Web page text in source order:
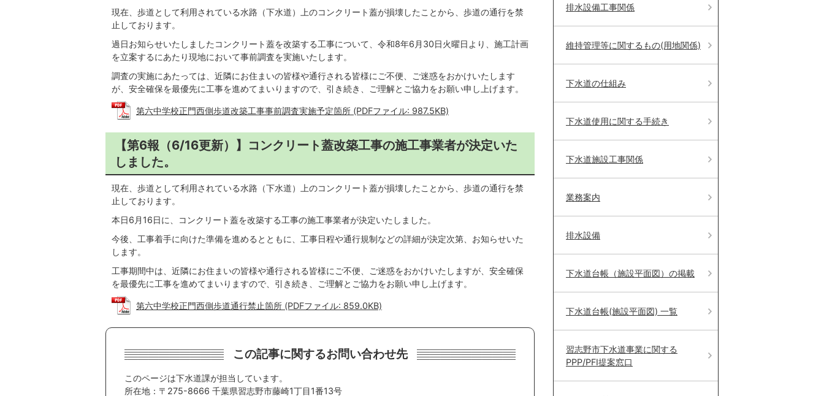
現在、歩道として利用されている水路（下水道）上のコンクリート蓋が損壊したことから、歩道の通行を禁
止しております。
過日お知らせいたしましたコンクリート蓋を改築する工事について、令和8年6月30日火曜日より、施工計画
を立案するにあたり現地において事前調査を実施いたします。
調査の実施にあたっては、近隣にお住まいの皆様や通行される皆様にご不便、ご迷惑をおかけいたします
が、安全確保を最優先に工事を進めてまいりますので、引き続き、ご理解とご協力をお願い申し上げます。
第六中学校正門西側歩道改築工事事前調査実施予定箇所 (PDFファイル: 987.5KB)
【第6報（6/16更新）】コンクリート蓋改築工事の施工事業者が決定いた
しました。
現在、歩道として利用されている水路（下水道）上のコンクリート蓋が損壊したことから、歩道の通行を禁
止しております。
本日6月16日に、コンクリート蓋を改築する工事の施工事業者が決定いたしました。
今後、工事着手に向けた準備を進めるとともに、工事日程や通行規制などの詳細が決定次第、お知らせいた
します。
工事期間中は、近隣にお住まいの皆様や通行される皆様にご不便、ご迷惑をおかけいたしますが、安全確保
を最優先に工事を進めてまいりますので、引き続き、ご理解とご協力をお願い申し上げます。
第六中学校正門西側歩道通行禁止箇所 (PDFファイル: 859.0KB)
この記事に関するお問い合わせ先
このページは下水道課が担当しています。
所在地：〒275-8666 千葉県習志野市藤崎1丁目1番13号
排水設備工事関係
維持管理等に関するもの(用地関係)
下水道の仕組み
下水道使用に関する手続き
下水道施設工事関係
業務案内
排水設備
下水道台帳（施設平面図）の掲載
下水道台帳(施設平面図) 一覧
習志野市下水道事業に関する
PPP/PFI提案窓口